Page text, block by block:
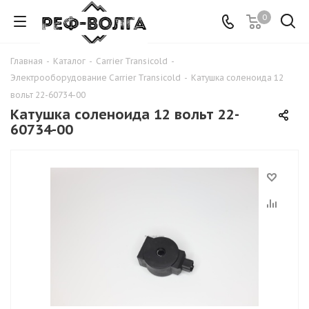
0
Главная - Каталог - Carrier Transicold -
Электрооборудование Carrier Transicold - Катушка соленоида 12
вольт 22-60734-00
Катушка соленоида 12 вольт 22-
60734-00